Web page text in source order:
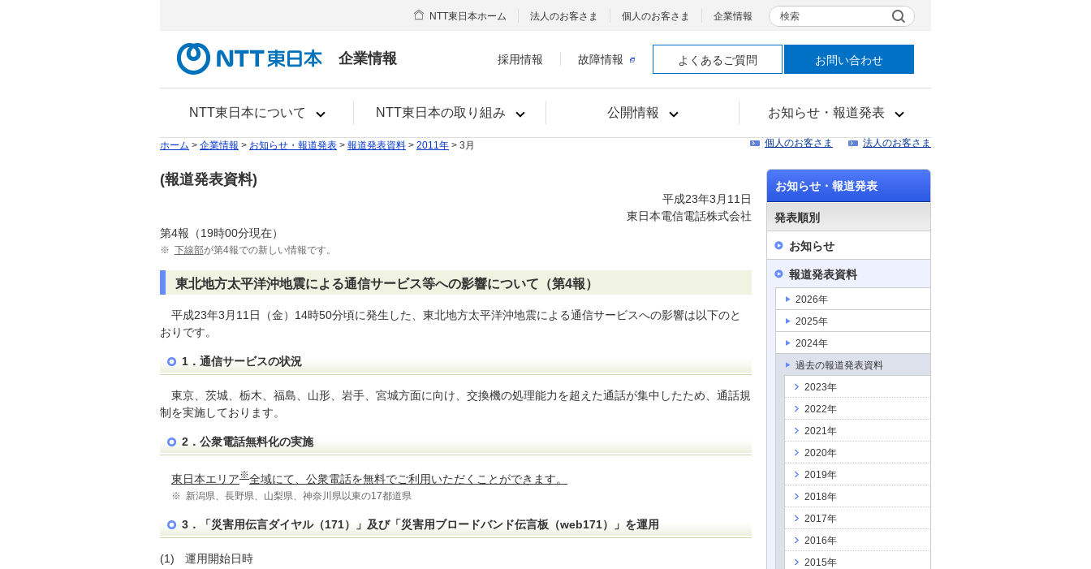
企業情報
NTT東日本について NTT東日本の取り組み 公開情報 お知らせ・報道発表
NTT東日本ホーム 法人のお客さま 個人のお客さま 企業情報 検索
採用情報 故障情報 よくあるご質問 お問い合わせ
ホーム > 企業情報 > お知らせ・報道発表 > 報道発表資料 > 2011年 > 3月 個人のお客さま 法人のお客さま
(報道発表資料)
平成23年3月11日
東日本電信電話株式会社
第4報（19時00分現在）
※ 下線部が第4報での新しい情報です。
東北地方太平洋沖地震による通信サービス等への影響について（第4報）
平成23年3月11日（金）14時50分頃に発生した、東北地方太平洋沖地震による通信サービスへの影響は以下のと
おりです。
1．通信サービスの状況
東京、茨城、栃木、福島、山形、岩手、宮城方面に向け、交換機の処理能力を超えた通話が集中したため、通話規
制を実施しております。
2．公衆電話無料化の実施
東日本エリア※全域にて、公衆電話を無料でご利用いただくことができます。
※ 新潟県、長野県、山梨県、神奈川県以東の17都道県
3．「災害用伝言ダイヤル（171）」及び「災害用ブロードバンド伝言板（web171）」を運用
(1)
運用開始日時
お知らせ・報道発表
発表順別
お知らせ
報道発表資料
2026年
2025年
2024年
過去の報道発表資料
2023年
2022年
2021年
2020年
2019年
2018年
2017年
2016年
2015年